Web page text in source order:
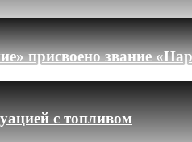
присвоено звание
с топливом